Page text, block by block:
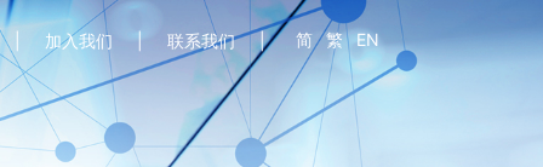
加入我们 联系我们 简 繁 EN